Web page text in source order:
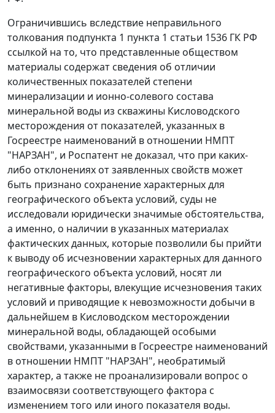
Ограничившись вследствие неправильного
толкования подпункта 1 пункта 1 статьи 1536 ГК РФ
ссылкой на то, что представленные обществом
материалы содержат сведения об отличии
количественных показателей степени
минерализации и ионно-солевого состава
минеральной воды из скважины Кисловодского
месторождения от показателей, указанных в
Госреестре наименований в отношении НМПТ
"НАРЗАН", и Роспатент не доказал, что при каких-
либо отклонениях от заявленных свойств может
быть признано сохранение характерных для
географического объекта условий, суды не
исследовали юридически значимые обстоятельства,
а именно, о наличии в указанных материалах
фактических данных, которые позволили бы прийти
к выводу об исчезновении характерных для данного
географического объекта условий, носят ли
негативные факторы, влекущие исчезновения таких
условий и приводящие к невозможности добычи в
дальнейшем в Кисловодском месторождении
минеральной воды, обладающей особыми
свойствами, указанными в Госреестре наименований
в отношении НМПТ "НАРЗАН", необратимый
характер, а также не проанализировали вопрос о
взаимосвязи соответствующего фактора с
изменением того или иного показателя воды.